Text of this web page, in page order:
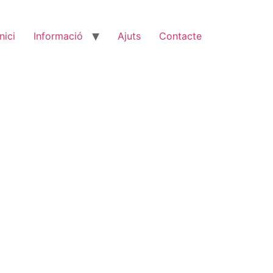
Informació Ajuts Contacte